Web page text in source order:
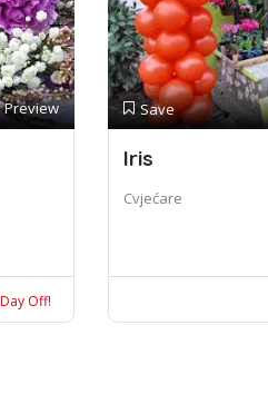
Preview
Day Off!
Save
Iris
Cvjećare